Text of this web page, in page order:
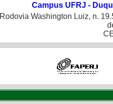
Campus UFRJ -
Rodovia Washington Luiz, n.